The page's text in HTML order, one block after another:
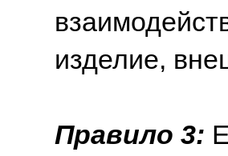
изделие,
Правило 3: